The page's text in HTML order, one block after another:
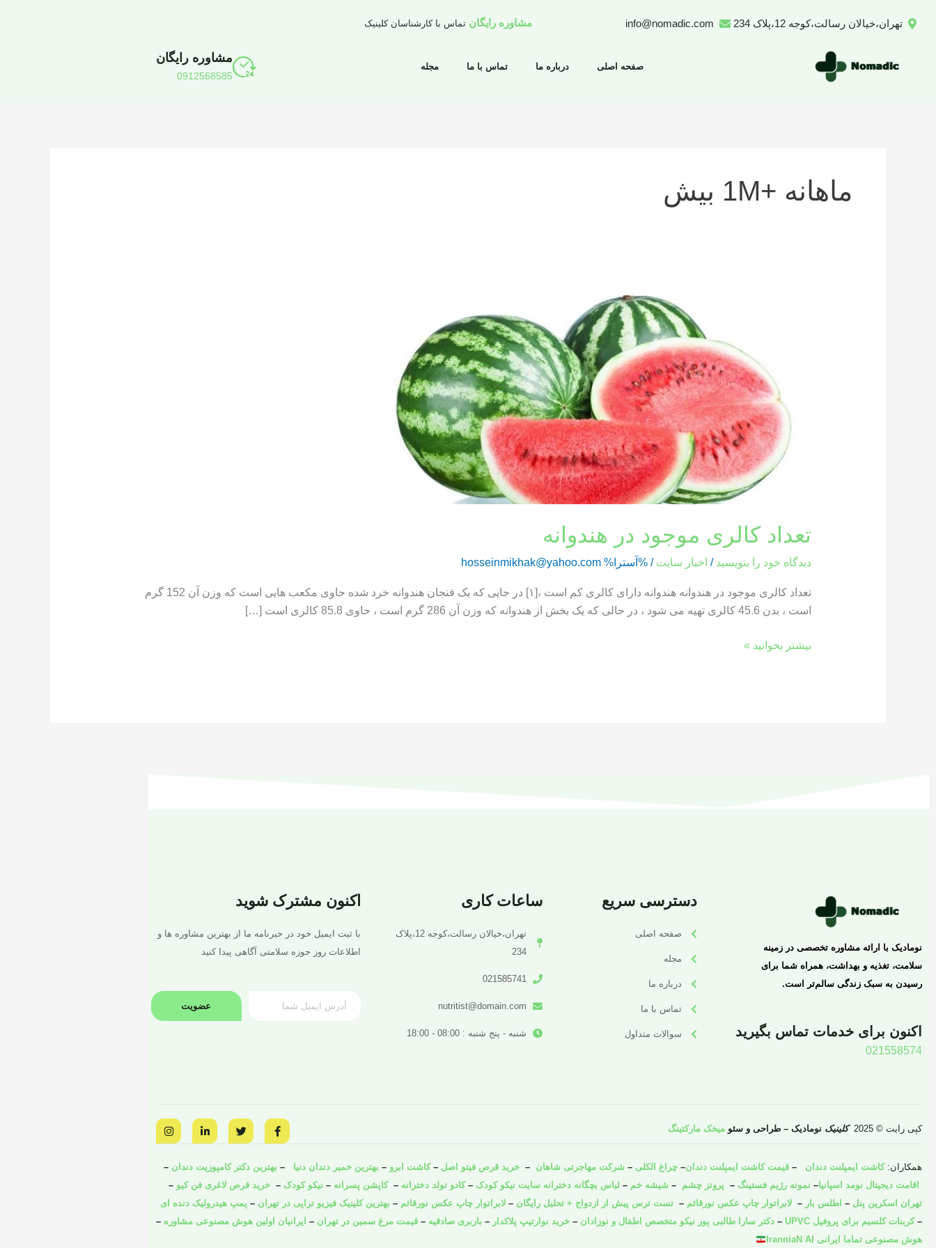
تهران،خیالان رسالت،کوجه 12،پلاک 234 info@nomadic.com مشاوره رایگان تماس با کارشناسان کلینیک
صفحه اصلی درباره ما تماس با ما مجله
مشاوره رایگان
0912568585
ماهانه +1M بیش
تعداد کالری موجود در هندوانه
دیدگاه‌ خود را بنویسید / اخبار سایت / %آسترا% hosseinmikhak@yahoo.com
تعداد کالری موجود در هندوانه هندوانه دارای کالری کم است ،[١] در جایی که یک فنجان هندوانه خرد شده حاوی مکعب هایی است که وزن آن 152 گرم
است ، بدن 45.6 کالری تهیه می شود ، در حالی که یک بخش از هندوانه که وزن آن 286 گرم است ، حاوی 85.8 کالری است […]
بیشتر بخوانید »
نومادیک با ارائه مشاوره تخصصی در زمینه
سلامت، تغذیه و بهداشت، همراه شما برای
رسیدن به سبک زندگی سالم‌تر است.
اکنون برای خدمات تماس بگیرید
021558574
دسترسی سریع
صفحه اصلی
مجله
درباره ما
تماس با ما
سوالات متداول
ساعات کاری
تهران،خیالان رسالت،کوجه 12،پلاک
234
021585741
nutritist@domain.com
شنبه - پنج شنبه : 08:00 - 18:00
اکنون مشترک شوید
با ثبت ایمیل خود در خبرنامه ما از بهترین مشاوره ها و
اطلاعات روز حوزه سلامتی آگاهی پیدا کنید
عضویت
کپی رایت © 2025 کلینیک نومادیک – طراحی و سئو میخک مارکتینگ
F
a
c
b
o
o
-
w
i
t
e
r
L
i
n
e
i
n
-
i
n
I
n
s
a
r
a
m
همکاران: کاشت ایمپلنت دندان – قیمت کاشت ایمپلنت دندان– چراغ الکلی – شرکت مهاجرتی شاهان – خرید قرص فیتو اصل –کاشت ابرو – بهترین خمیر دندان دنیا – بهترین دکتر کامپوزیت دندان –
اقامت دیجیتال نومد اسپانیا– نمونه رژیم فستینگ – پروتز چشم – شیشه خم – لباس بچگانه دخترانه سایت نیکو کودک –کادو تولد دخترانه –کاپشن پسرانه – نیکو کودک – خرید قرص لاغری فن کیو –
تهران اسکرین پنل – اطلس بار – لابراتوار چاپ عکس نورقائم – تست ترس پیش از ازدواج + تحلیل رایگان – لابراتوار چاپ عکس نورقائم – بهترین کلینیک فیزیو تراپی در تهران – پمپ هیدرولیک دنده ای
–کربنات کلسیم برای پروفیل UPVC – دکتر سارا طالبی پور نیکو متخصص اطفال و نوزادان – خرید نوارتیپ پلاکدار – باربری صادقیه – قیمت مرغ سمین در تهران – ایرانیان اولین هوش مصنوعی مشاوره –
هوش مصنوعی تماما ایرانی IranniaN AI